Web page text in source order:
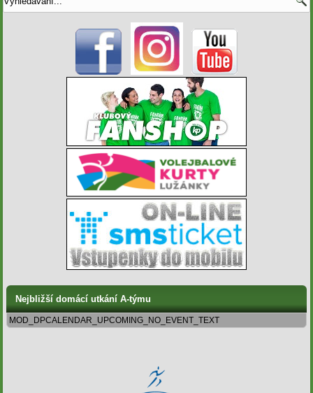
Nejbližší domácí utkání A-týmu
MOD_DPCALENDAR_UPCOMING_NO_EVENT_TEXT